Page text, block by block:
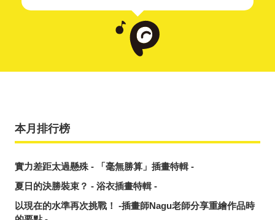
本月排行榜
實力差距太過懸殊 - 「毫無勝算」插畫特輯 -
夏日的決勝裝束？ - 浴衣插畫特輯 -
以現在的水準再次挑戰！ -插畫師Nagu老師分享重繪作品時